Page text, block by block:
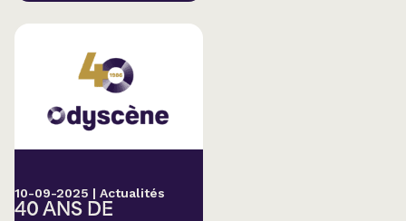
10-09-2025 | Actualités
40 ANS DE